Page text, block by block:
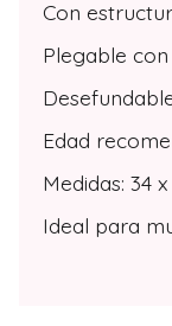
Con
Plegable
Edad
Medidas: 34
Ideal para